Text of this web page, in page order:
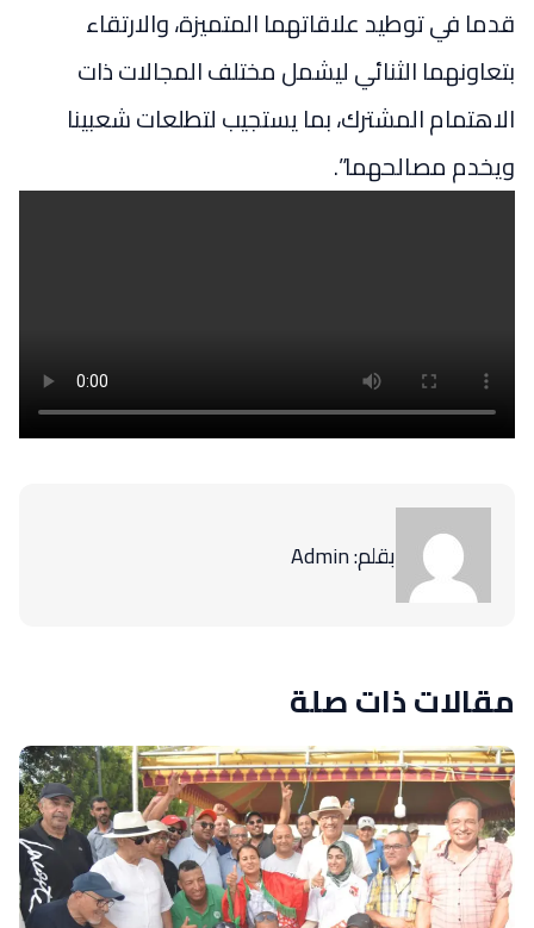
قدما في توطيد علاقاتهما المتميزة، والارتقاء
بتعاونهما الثنائي ليشمل مختلف المجالات ذات
الاهتمام المشترك، بما يستجيب لتطلعات شعبينا
ويخدم مصالحهما”.
بقلم: Admin
مقالات ذات صلة